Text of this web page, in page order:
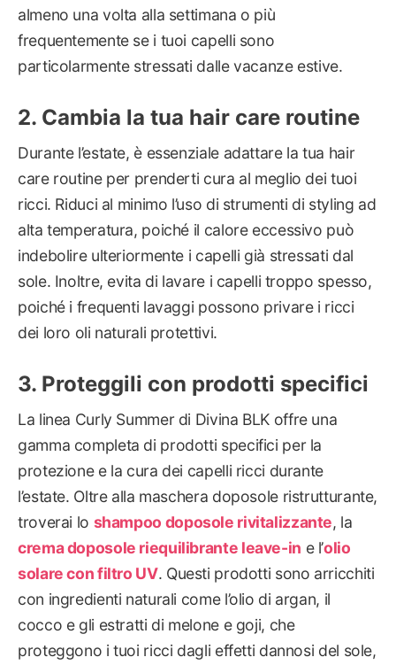
almeno una volta alla settimana o più
frequentemente se i tuoi capelli sono
particolarmente stressati dalle vacanze estive.
Cambia la tua hair care routine
Durante l’estate, è essenziale adattare la tua hair
care routine per prenderti cura al meglio dei tuoi
ricci. Riduci al minimo l’uso di strumenti di styling ad
alta temperatura, poiché il calore eccessivo può
indebolire ulteriormente i capelli già stressati dal
sole. Inoltre, evita di lavare i capelli troppo spesso,
poiché i frequenti lavaggi possono privare i ricci
dei loro oli naturali protettivi.
Proteggili con prodotti specifici
La linea Curly Summer di Divina BLK offre una
gamma completa di prodotti specifici per la
protezione e la cura dei capelli ricci durante
l’estate. Oltre alla maschera doposole ristrutturante,
troverai lo shampoo doposole rivitalizzante, la
crema doposole riequilibrante leave-in e l’olio
solare con filtro UV. Questi prodotti sono arricchiti
con ingredienti naturali come l’olio di argan, il
cocco e gli estratti di melone e goji, che
proteggono i tuoi ricci dagli effetti dannosi del sole,